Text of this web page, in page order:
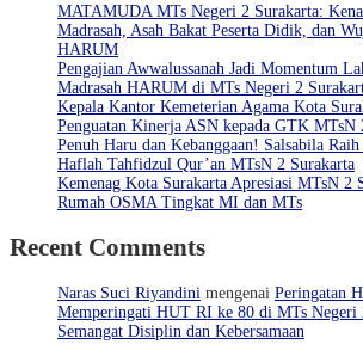
MATAMUDA MTs Negeri 2 Surakarta:
Madrasah, Asah Bakat Peserta Didik, dan
HARUM
Pengajian Awwalussanah Jadi Momentum
Madrasah HARUM di MTs Negeri 2
Kepala Kantor Kemeterian Agama Kota
Penguatan Kinerja ASN kepada GTK MTsN
Penuh Haru dan Kebanggaan! Salsabila
Haflah Tahfidzul Qur’an MTsN 2 Surakarta
Kemenag Kota Surakarta Apresiasi MTsN 2
Rumah OSMA Tingkat MI dan MTs
Recent Comments
Naras Suci Riyandini mengenai Peringatan
Memperingati HUT RI ke 80 di MTs Negeri
Semangat Disiplin dan Kebersamaan